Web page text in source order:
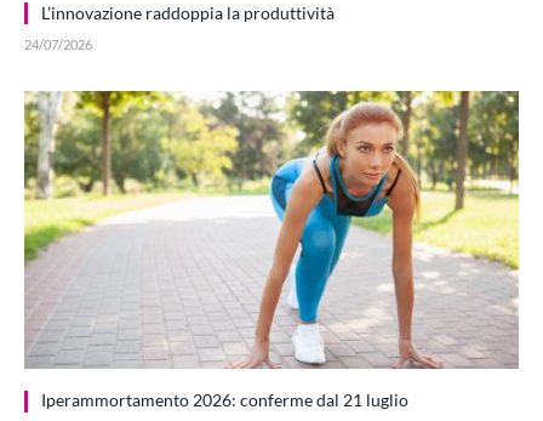
L’innovazione raddoppia la produttività
24/07/2026
Iperammortamento 2026: conferme dal 21 luglio